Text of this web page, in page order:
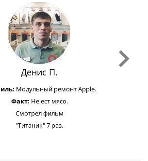
Денис П.
Модульный ремонт Apple.
Факт: Не ест мясо.
Смотрел фильм
"Титаник" 7 раз.